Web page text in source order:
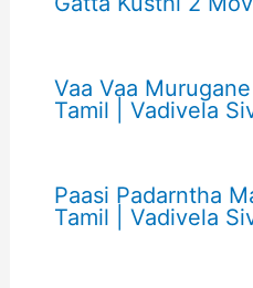
Vaa Vaa
Tamil | Vadivela
Paasi Padarntha
Tamil | Vadivela